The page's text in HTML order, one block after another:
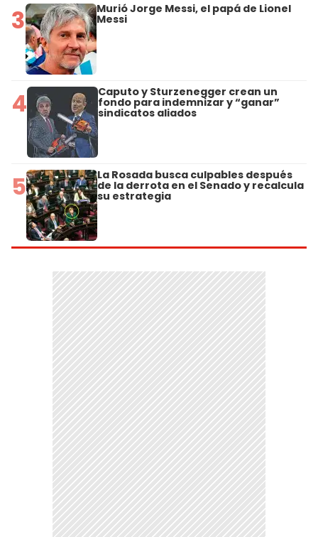
3 Murió Jorge Messi, el papá de Lionel
Messi
4 Caputo y Sturzenegger crean un
fondo para indemnizar y “ganar”
sindicatos aliados
5 La Rosada busca culpables después
de la derrota en el Senado y recalcula
su estrategia